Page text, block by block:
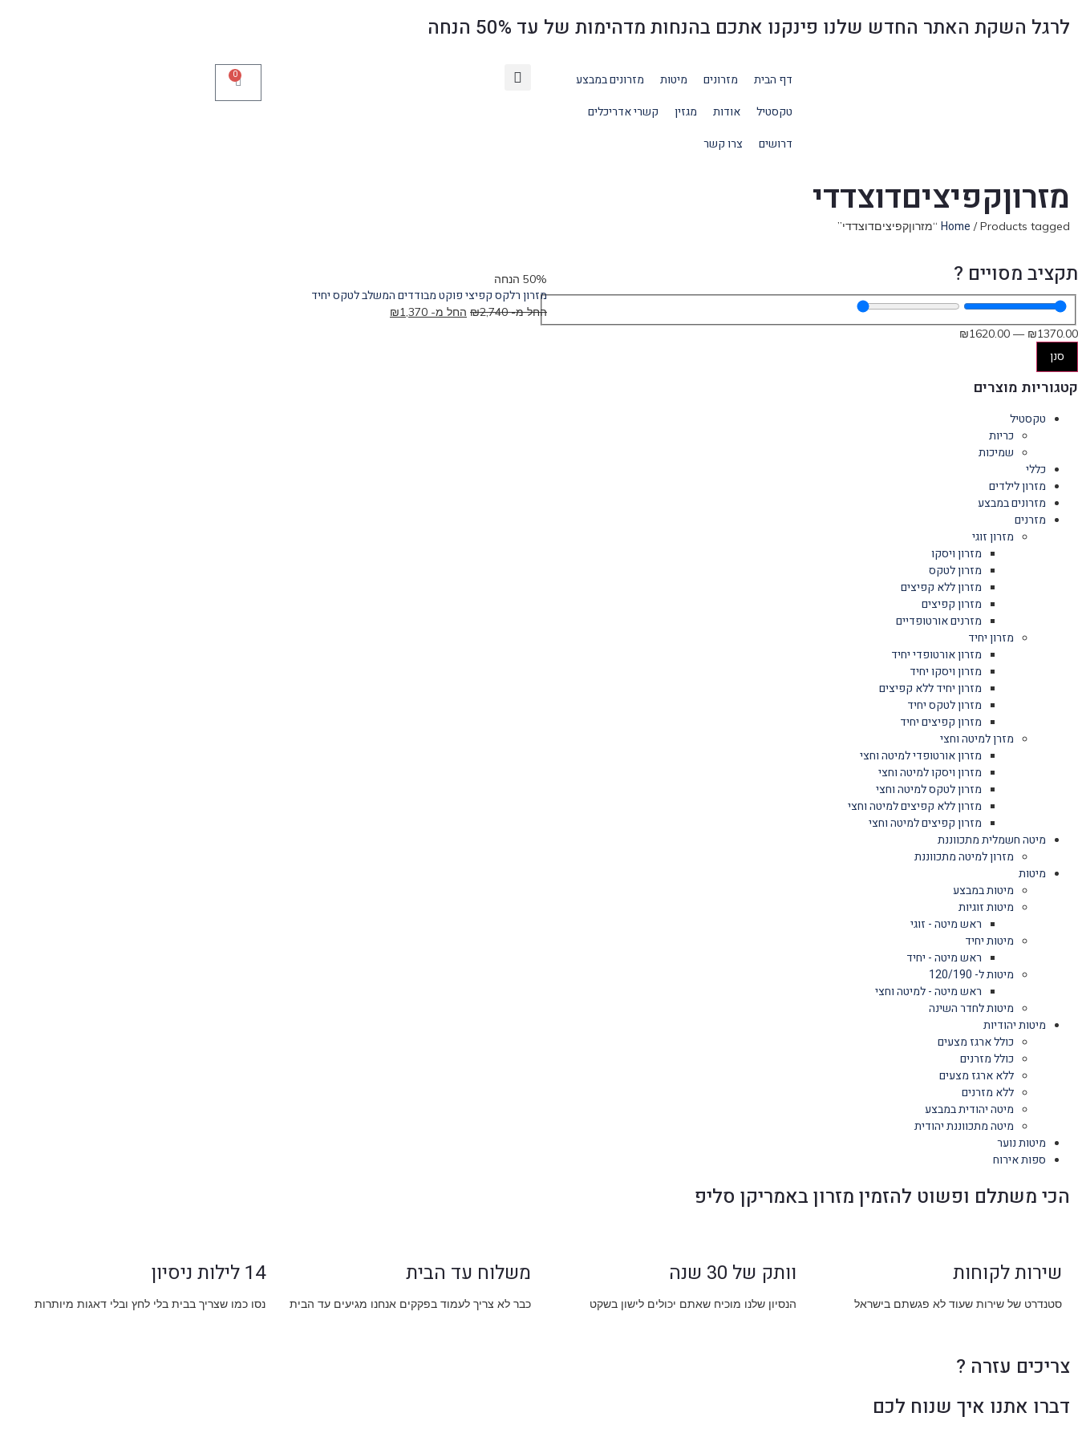
לרגל השקת האתר החדש שלנו פינקנו אתכם בהנחות מדהימות של עד 50% הנחה
דף הבית מזרונים מיטות
מזרונים במבצע
טקסטיל
אודות מגזין
קשרי אדריכלים
דרושים
צרו קשר
0
מזרוןקפיציםדוצדדי
Home / Products tagged “מזרוןקפיציםדוצדדי”
תקציב מסויים ?
₪1370.00
—
₪1620.00
סנן
קטגוריות מוצרים
טקסטיל
כריות
שמיכות
כללי
מזרון לילדים
מזרונים במבצע
מזרנים
מזרון זוגי
מזרון ויסקו
מזרון לטקס
מזרון ללא קפיצים
מזרון קפיצים
מזרנים אורטופדיים
מזרון יחיד
מזרון אורטופדי יחיד
מזרון ויסקו יחיד
מזרון יחיד ללא קפיצים
מזרון לטקס יחיד
מזרון קפיצים יחיד
מזרן למיטה וחצי
מזרון אורטופדי למיטה וחצי
מזרון ויסקו למיטה וחצי
מזרון לטקס למיטה וחצי
מזרון ללא קפיצים למיטה וחצי
מזרון קפיצים למיטה וחצי
מיטה חשמלית מתכווננת
מזרון למיטה מתכווננת
מיטות
מיטות במבצע
מיטות זוגיות
ראש מיטה - זוגי
מיטות יחיד
ראש מיטה - יחיד
מיטות ל- 120/190
ראש מיטה - למיטה וחצי
מיטות לחדר השינה
מיטות יהודיות
כולל ארגז מצעים
כולל מזרנים
ללא ארגז מצעים
ללא מזרנים
מיטה יהודית במבצע
מיטה מתכווננת יהודית
מיטות נוער
ספות אירוח
50% הנחה
מזרון רלקס קפיצי פוקט מבודדים המשלב לטקס יחיד
החל מ- ₪2,740 החל מ- ₪1,370
הכי משתלם ופשוט להזמין מזרון באמריקן סליפ
שירות לקוחות
סטנדרט של שירות שעוד לא פגשתם בישראל
וותק של 30 שנה
הנסיון שלנו מוכיח שאתם יכולים לישון בשקט
משלוח עד הבית
כבר לא צריך לעמוד בפקקים אנחנו מגיעים עד הבית
14 לילות ניסיון
נסו כמו שצריך בבית בלי לחץ ובלי דאגות מיותרות
צריכים עזרה ?
דברו אתנו איך שנוח לכם